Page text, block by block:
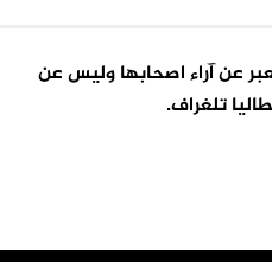
عن آراء اصحابها وليس عن
تلغراف.